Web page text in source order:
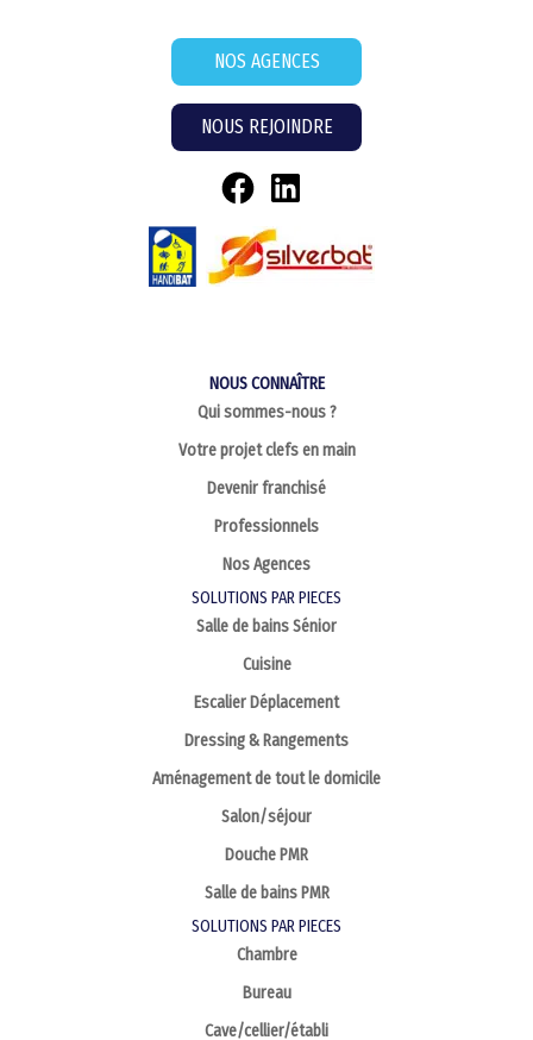
NOS AGENCES
NOUS REJOINDRE
NOUS CONNAÎTRE
Qui sommes-nous ?
Votre projet clefs en main
Devenir franchisé
Professionnels
Nos Agences
SOLUTIONS PAR PIECES
Salle de bains Sénior
Cuisine
Escalier Déplacement
Dressing & Rangements
Aménagement de tout le domicile
Salon/séjour
Douche PMR
Salle de bains PMR
SOLUTIONS PAR PIECES
Chambre
Bureau
Cave/cellier/établi